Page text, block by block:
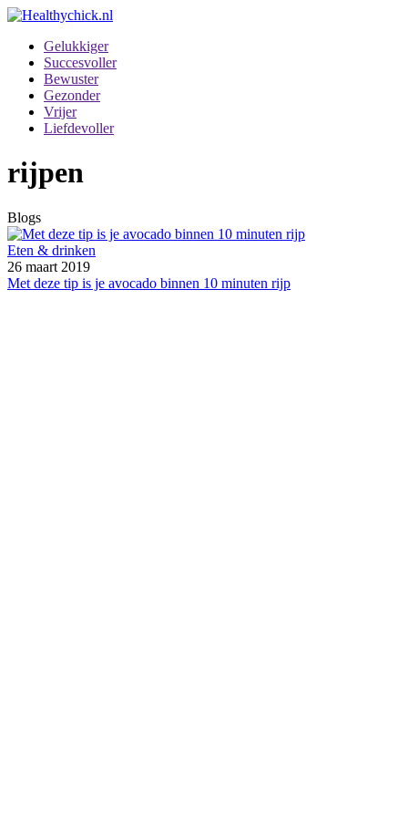
Gelukkiger
Succesvoller
Bewuster
Gezonder
Vrijer
Liefdevoller
rijpen
Blogs
Eten & drinken
26 maart 2019
Met deze tip is je avocado binnen 10 minuten rijp